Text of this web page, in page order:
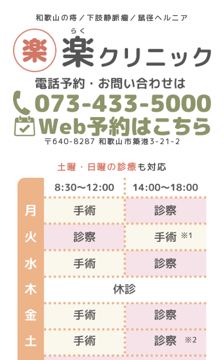
和歌山の痔／下肢静脈瘤／鼠径ヘルニア
〒640-8287 和歌山市築港3-21-2
土曜・日曜の診療も対応